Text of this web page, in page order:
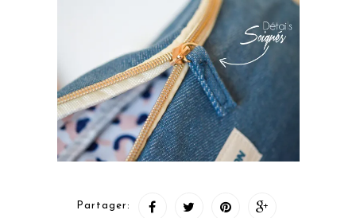
Partager: